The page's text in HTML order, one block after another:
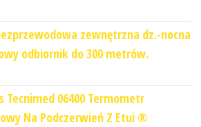
zewnętrzna dz.-nocna
odbiornik do 300 metrów.
Tecnimed 06400 Termometr
Na Podczerwień Z Etui ®